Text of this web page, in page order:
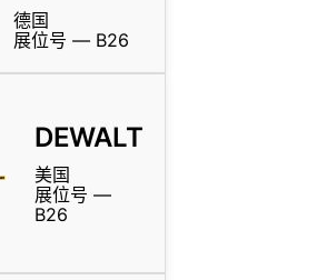
德国
展位号 — B26
DEWALT
美国
展位号 —
B26